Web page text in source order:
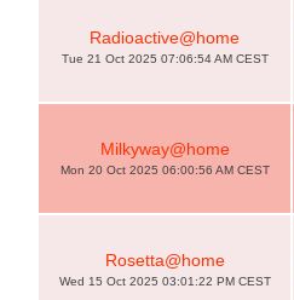
Radioactive@home
Tue 21 Oct 2025 07:06:54 AM CEST
Milkyway@home
Mon 20 Oct 2025 06:00:56 AM CEST
Rosetta@home
Wed 15 Oct 2025 03:01:22 PM CEST